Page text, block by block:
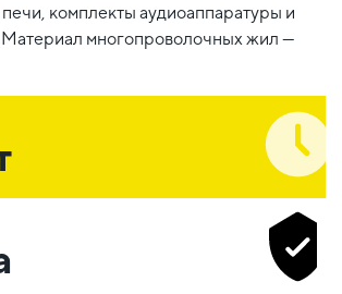
комплекты аудиоаппаратуры и
Материал многопроволочных жил —